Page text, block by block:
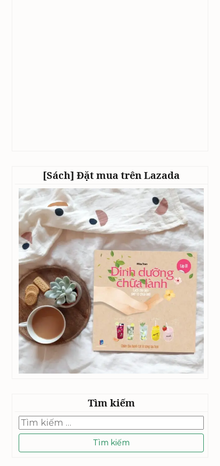
[Sách] Đặt mua trên Lazada
Tìm kiếm
Tìm
kiếm
cho: